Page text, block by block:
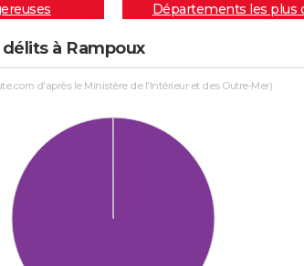
Départements les plus
à Rampoux
d'après le Ministère de l'Intérieur et des Outre-Mer)